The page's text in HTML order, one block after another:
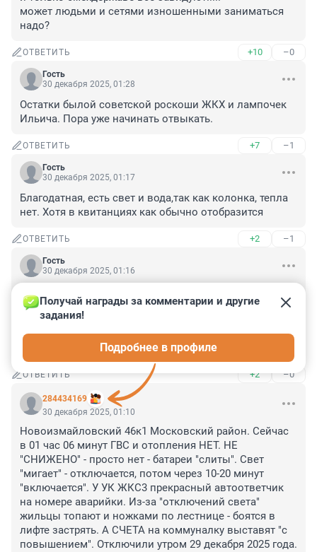
может людьми и сетями изношенными заниматься
надо?
ОТВЕТИТЬ +10 –0
Гость
30 декабря 2025, 01:28
Остатки былой советской роскоши ЖКХ и лампочек
Ильича. Пора уже начинать отвыкать.
ОТВЕТИТЬ +7 –1
Гость
30 декабря 2025, 01:17
Благодатная, есть свет и вода,так как колонка, тепла
нет. Хотя в квитанциях как обычно отобразится
ОТВЕТИТЬ +2 –1
Гость
30 декабря 2025, 01:16
ТЭЦ подает тепло по сниженным объемам и
готовится подавать по стандартным
была плановая проверка обратной подачи тепла в тэц
ОТВЕТИТЬ +2 –0
284434169
Получай награды за комментарии и другие
задания!
Подробнее в профиле
30 декабря 2025, 01:10
Новоизмайловский 46к1 Московский район. Сейчас
в 01 час 06 минут ГВС и отопления НЕТ. НЕ
"СНИЖЕНО" - просто нет - батареи "слиты". Свет
"мигает" - отключается, потом через 10-20 минут
"включается". У УК ЖКС3 прекрасный автоответчик
на номере аварийки. Из-за "отключений света"
жильцы топают и ножками по лестнице - боятся в
лифте застрять. А СЧЕТА на коммуналку выставят "с
повышением". Отключили утром 29 декабря 2025 года.